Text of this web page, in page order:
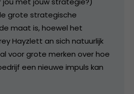
grote strategische
maat is, hoewel het
Hayzlett an sich natuurlijk
voor grote merken over hoe
een nieuwe impuls kan